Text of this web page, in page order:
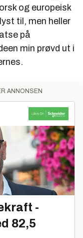
og europeisk
til, men heller
på
min prøvd ut i
ANNONSEN
-
82,5